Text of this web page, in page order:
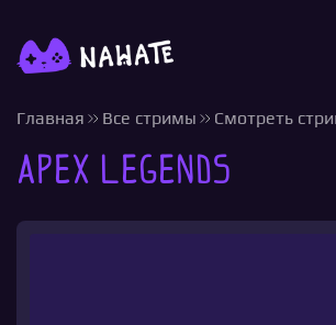
Главная Все стримы Смотреть
Apex Legends